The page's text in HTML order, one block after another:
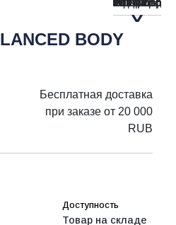
BODY
Бесплатная доставка
при заказе от 20 000
RUB
Товар на складе